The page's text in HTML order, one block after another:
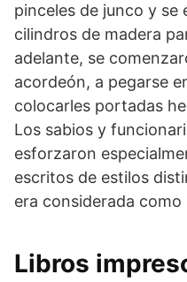
pinceles de junco y se
cilindros de madera
adelante, se
acordeón, a pegarse
colocarles portadas
Los sabios y
esforzaron
escritos de estilos
era considerada como
Libros